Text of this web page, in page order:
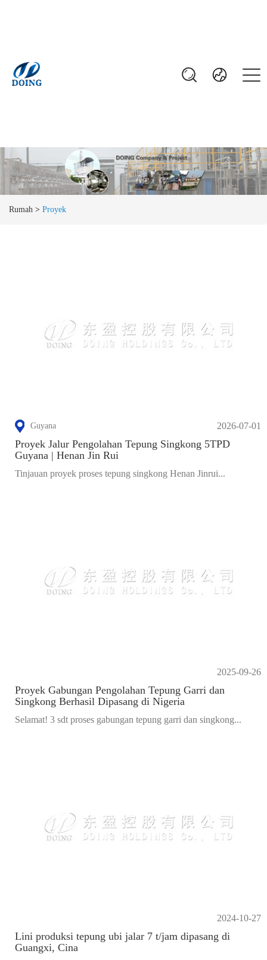
Rumah > Proyek
Guyana 2026-07-01
Proyek Jalur Pengolahan Tepung Singkong 5TPD
Guyana | Henan Jin Rui
Tinjauan proyek proses tepung singkong Henan Jinrui...
2025-09-26
Proyek Gabungan Pengolahan Tepung Garri dan
Singkong Berhasil Dipasang di Nigeria
Selamat! 3 sdt proses gabungan tepung garri dan singkong...
2024-10-27
Lini produksi tepung ubi jalar 7 t/jam dipasang di
Guangxi, Cina